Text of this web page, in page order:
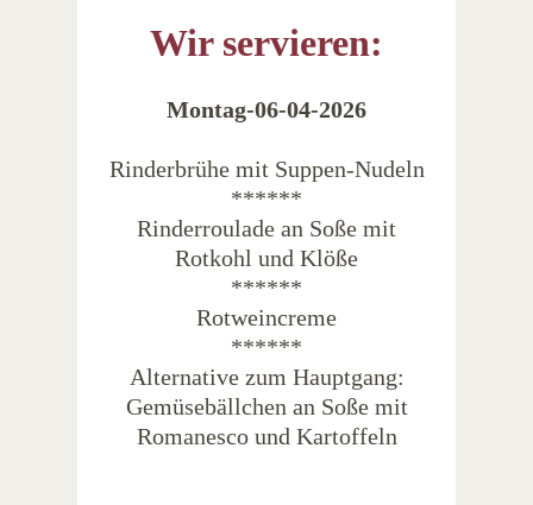
Wir servieren:
Montag-06-04-2026
Rinderbrühe mit Suppen-Nudeln
******
Rinderroulade an Soße mit
Rotkohl und Klöße
******
Rotweincreme
******
Alternative zum Hauptgang:
Gemüsebällchen an Soße mit
Romanesco und Kartoffeln